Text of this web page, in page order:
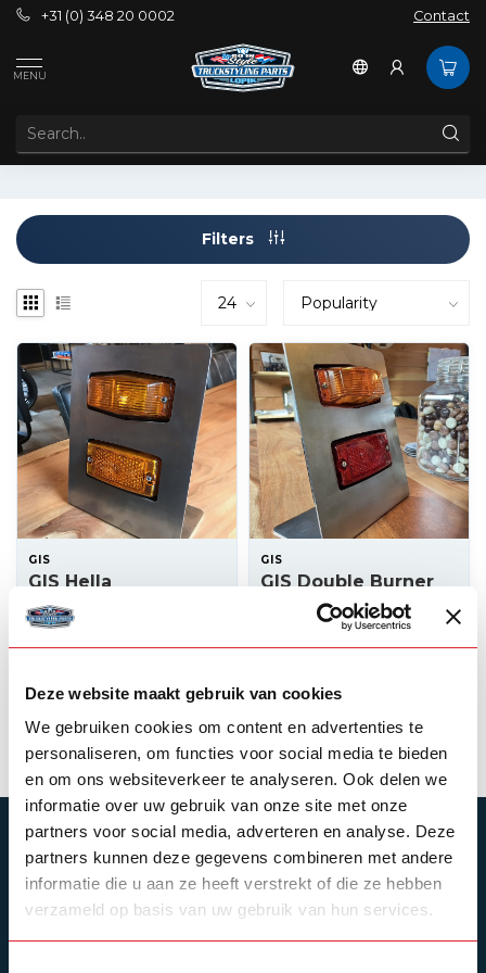
Deze website maakt gebruik van cookies
We gebruiken cookies om content en advertenties te
personaliseren, om functies voor social media te bieden
en om ons websiteverkeer te analyseren. Ook delen we
informatie over uw gebruik van onze site met onze
partners voor social media, adverteren en analyse. Deze
partners kunnen deze gegevens combineren met andere
informatie die u aan ze heeft verstrekt of die ze hebben
verzameld op basis van uw gebruik van hun services.
+31 (0) 348 20 0002 Contact
MENU
Filters
GIS
GIS Hella
Sidemarker light
Mounting frame
View product
GIS
GIS Double Burner
Mounting Frame
View product
SUBSCRIBE TO OUR NEWSLETTER
Stay up to date with our latest offers